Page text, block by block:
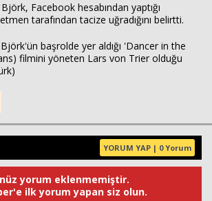
Björk, Facebook hesabından yaptığı
tarafından tacize uğradığını belirtti.
başrolde yer aldığı 'Dancer in the
filmini yöneten Lars von Trier olduğu
YORUM YAP | 0 Yorum
yorum eklenmemiştir.
ilk yorum yapan siz olun.